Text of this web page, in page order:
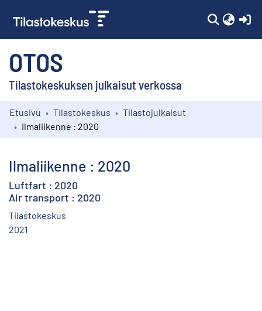
OTOS
Tilastokeskuksen julkaisut verkossa
Kokoelmat
Etusivu Tilastokeskus
Tilastojulkaisut
Ilmaliikenne : 2020
Ilmaliikenne : 2020
Luftfart : 2020
Air transport : 2020
Tilastokeskus
2021